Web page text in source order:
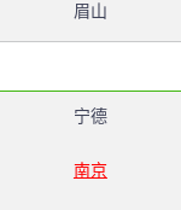
眉山
宁德
南京